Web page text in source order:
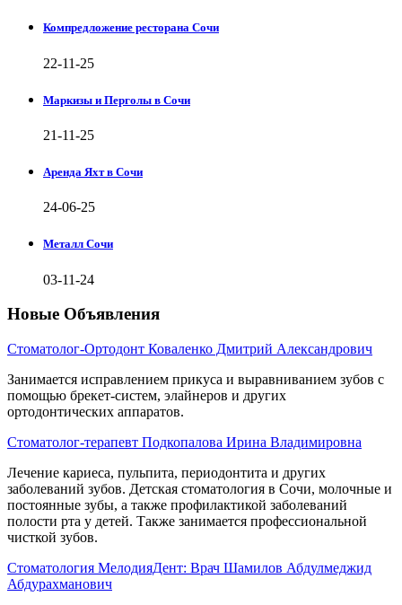
Компредложение ресторана Сочи
22-11-25
Маркизы и Перголы в Сочи
21-11-25
Аренда Яхт в Сочи
24-06-25
Металл Сочи
03-11-24
Новые Объявления
Стоматолог-Ортодонт Коваленко Дмитрий Александрович
Занимается исправлением прикуса и выравниванием зубов с
помощью брекет-систем, элайнеров и других
ортодонтических аппаратов.
Стоматолог-терапевт Подкопалова Ирина Владимировна
Лечение кариеса, пульпита, периодонтита и других
заболеваний зубов. Детская стоматология в Сочи, молочные и
постоянные зубы, а также профилактикой заболеваний
полости рта у детей. Также занимается профессиональной
чисткой зубов.
Стоматология МелодияДент: Врач Шамилов Абдулмеджид
Абдурахманович